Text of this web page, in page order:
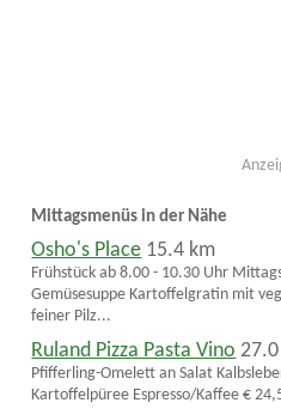
Mittagsmenüs in der Nähe
Osho's Place 15.4 km
Frühstück ab 8.00 - 10.30 Uhr
Gemüsesuppe Kartoffelgratin mit
feiner Pilz...
Ruland Pizza Pasta Vino
Pfifferling-Omelett an Salat
Kartoffelpüree Espresso/Kaffee €